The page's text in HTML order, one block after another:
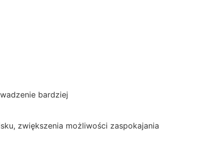
bardziej
zwiększenia możliwości zaspokajania